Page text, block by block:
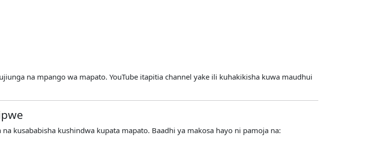
na mpango wa mapato. YouTube itapitia channel yake ili kuhakikisha kuwa maudhui
kusababisha kushindwa kupata mapato. Baadhi ya makosa hayo ni pamoja na: